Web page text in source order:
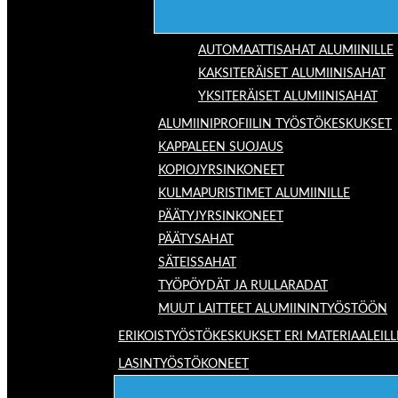
AUTOMAATTISAHAT ALUMIINILLE
KAKSITERÄISET ALUMIINISAHAT
YKSITERÄISET ALUMIINISAHAT
ALUMIINIPROFIILIN TYÖSTÖKESKUKSET
KAPPALEEN SUOJAUS
KOPIOJYRSINKONEET
KULMAPURISTIMET ALUMIINILLE
PÄÄTYJYRSINKONEET
PÄÄTYSAHAT
SÄTEISSAHAT
TYÖPÖYDÄT JA RULLARADAT
MUUT LAITTEET ALUMIININTYÖSTÖÖN
ERIKOISTYÖSTÖKESKUKSET ERI
LASINTYÖSTÖKONEET